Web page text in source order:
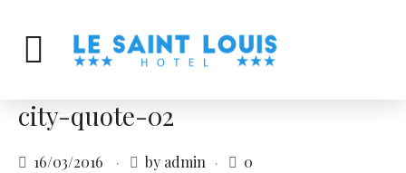
city-quote-02
16/03/2016 by admin 0